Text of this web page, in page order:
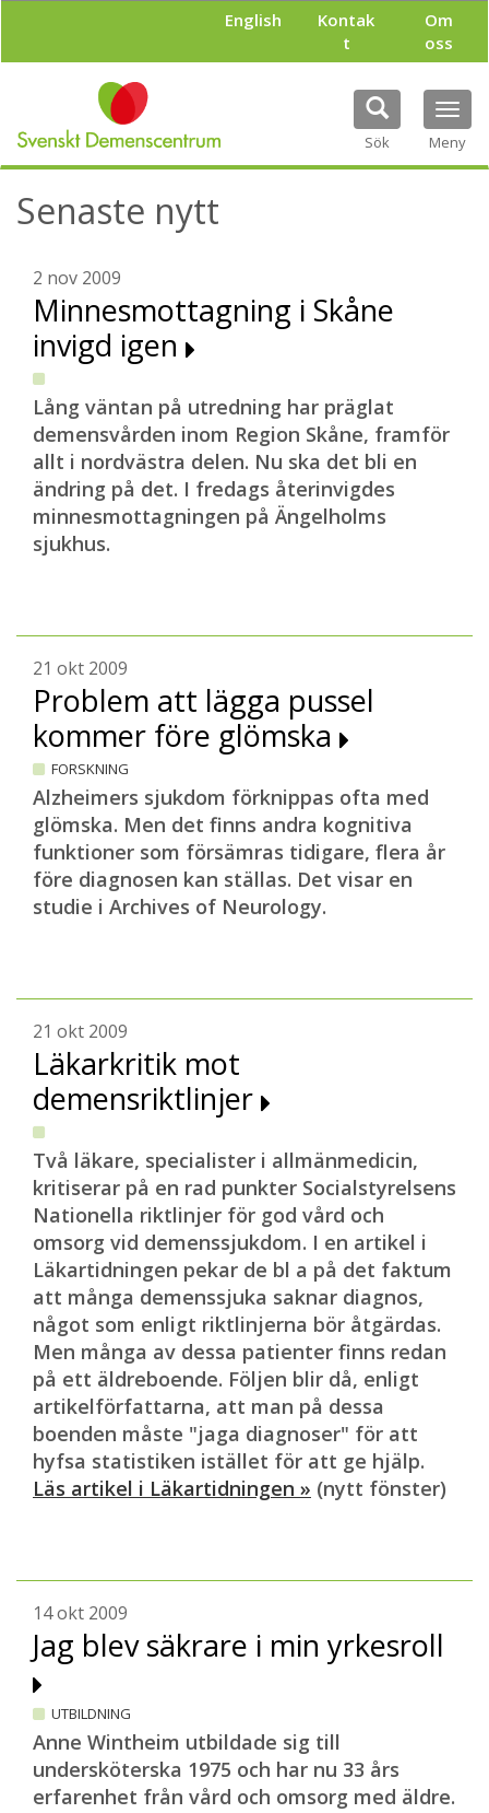
l
English
Kontak
t
Om
oss
Sök Meny
Senaste nytt
2 nov 2009
Minnesmottagning i Skåne
invigd igen
Lång väntan på utredning har präglat
demensvården inom Region Skåne, framför
allt i nordvästra delen. Nu ska det bli en
ändring på det. I fredags återinvigdes
minnesmottagningen på Ängelholms
sjukhus.
21 okt 2009
Problem att lägga pussel
kommer före glömska
FORSKNING
Alzheimers sjukdom förknippas ofta med
glömska. Men det finns andra kognitiva
funktioner som försämras tidigare, flera år
före diagnosen kan ställas. Det visar en
studie i Archives of Neurology.
21 okt 2009
Läkarkritik mot
demensriktlinjer
Två läkare, specialister i allmänmedicin,
kritiserar på en rad punkter Socialstyrelsens
Nationella riktlinjer för god vård och
omsorg vid demenssjukdom. I en artikel i
Läkartidningen pekar de bl a på det faktum
att många demenssjuka saknar diagnos,
något som enligt riktlinjerna bör åtgärdas.
Men många av dessa patienter finns redan
på ett äldreboende. Följen blir då, enligt
artikelförfattarna, att man på dessa
boenden måste "jaga diagnoser" för att
hyfsa statistiken istället för att ge hjälp.
Läs artikel i Läkartidningen » (nytt fönster)
14 okt 2009
Jag blev säkrare i min yrkesroll
UTBILDNING
Anne Wintheim utbildade sig till
undersköterska 1975 och har nu 33 års
erfarenhet från vård och omsorg med äldre.